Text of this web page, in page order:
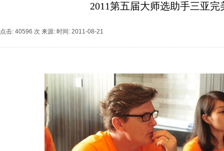
2011第五届大师选助手三亚完
点击: 40596 次 来源: 时间: 2011-08-21